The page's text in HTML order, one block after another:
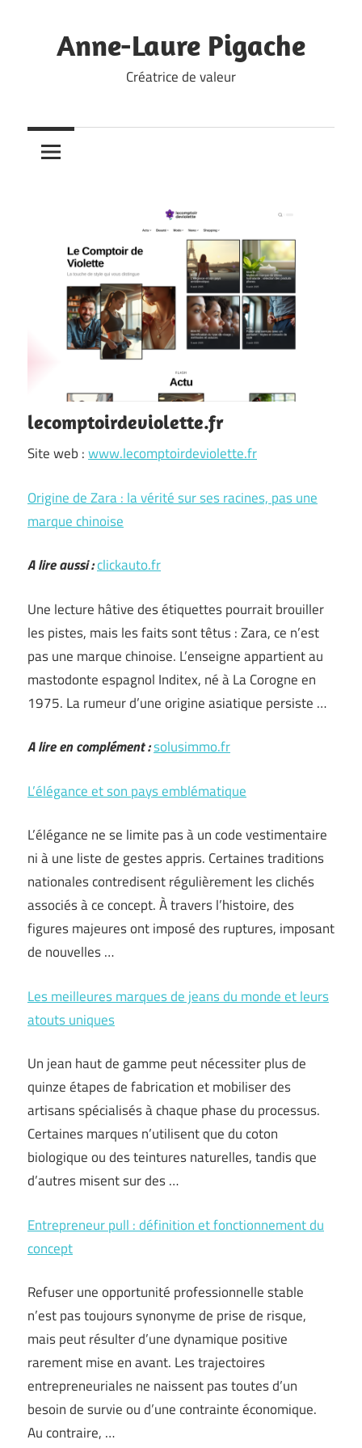
contentAnne-Laure Pigache
Créatrice de valeur
lecomptoirdeviolette.fr
Site web :www.lecomptoirdeviolette.fr
Origine de Zara : la vérité sur ses racines, pas une
marque chinoise
A lire aussi :clickauto.fr
Une lecture hâtive des étiquettes pourrait brouiller
les pistes, mais les faits sont têtus : Zara, ce n’est
pas une marque chinoise. L’enseigne appartient au
mastodonte espagnol Inditex, né à La Corogne en
1975. La rumeur d’une origine asiatique persiste …
A lire en complément :solusimmo.fr
L’élégance et son pays emblématique
L’élégance ne se limite pas à un code vestimentaire
ni à une liste de gestes appris. Certaines traditions
nationales contredisent régulièrement les clichés
associés à ce concept. À travers l’histoire, des
figures majeures ont imposé des ruptures, imposant
de nouvelles …
Les meilleures marques de jeans du monde et leurs
atouts uniques
Un jean haut de gamme peut nécessiter plus de
quinze étapes de fabrication et mobiliser des
artisans spécialisés à chaque phase du processus.
Certaines marques n’utilisent que du coton
biologique ou des teintures naturelles, tandis que
d’autres misent sur des …
Entrepreneur pull : définition et fonctionnement du
concept
Refuser une opportunité professionnelle stable
n’est pas toujours synonyme de prise de risque,
mais peut résulter d’une dynamique positive
rarement mise en avant. Les trajectoires
entrepreneuriales ne naissent pas toutes d’un
besoin de survie ou d’une contrainte économique.
Au contraire, …